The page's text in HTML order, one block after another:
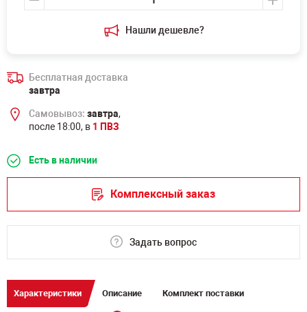
Нашли дешевле?
Бесплатная доставка
завтра
Самовывоз: завтра,
после 18:00, в 1 ПВЗ
Есть в наличии
Комплексный заказ
Задать вопрос
Характеристики Описание Комплект поставки